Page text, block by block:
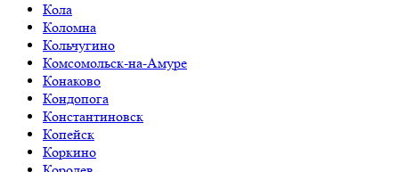
Кола
Коломна
Кольчугино
Комсомольск-на-Амуре
Конаково
Кондопога
Константиновск
Копейск
Коркино